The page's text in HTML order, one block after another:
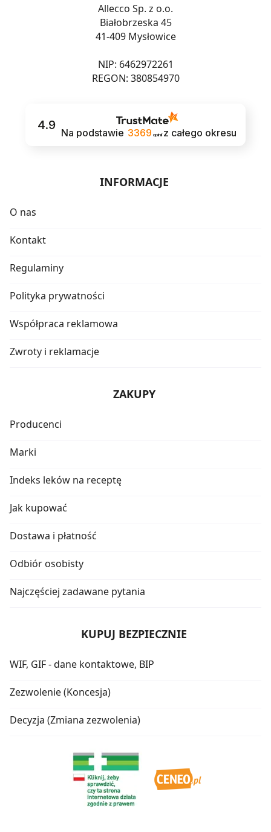
Allecco Sp. z o.o.
Białobrzeska 45
41-409 Mysłowice
NIP: 6462972261
REGON: 380854970
4.9
Na podstawie 3369 opinii z całego okresu
INFORMACJE
O nas
Kontakt
Regulaminy
Polityka prywatności
Współpraca reklamowa
Zwroty i reklamacje
ZAKUPY
Producenci
Marki
Indeks leków na receptę
Jak kupować
Dostawa i płatność
Odbiór osobisty
Najczęściej zadawane pytania
KUPUJ BEZPIECZNIE
WIF, GIF - dane kontaktowe, BIP
Zezwolenie (Koncesja)
Decyzja (Zmiana zezwolenia)